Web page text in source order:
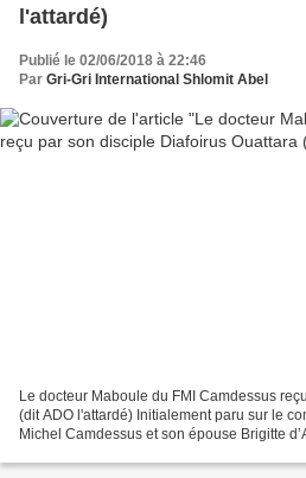
l'attardé)
Publié le 02/06/2018 à 22:46
Par Gri-Gri International Shlomit Abel
Le docteur Maboule du FMI Camdessus
(dit ADO l'attardé) Initialement paru sur le
Michel Camdessus et son épouse Brigitte